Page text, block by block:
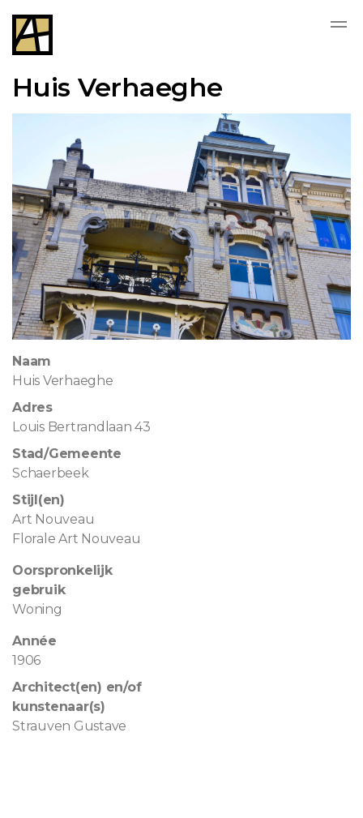
Huis Verhaeghe
Naam
Huis Verhaeghe
Adres
Louis Bertrandlaan 43
Stad/Gemeente
Schaerbeek
Stijl(en)
Art Nouveau
Florale Art Nouveau
Oorspronkelijk
gebruik
Woning
Année
1906
Architect(en) en/of
kunstenaar(s)
Strauven Gustave